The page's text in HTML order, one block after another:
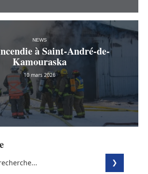
NEWS
à Saint-André-de-
Kamouraska
10 mars 2026